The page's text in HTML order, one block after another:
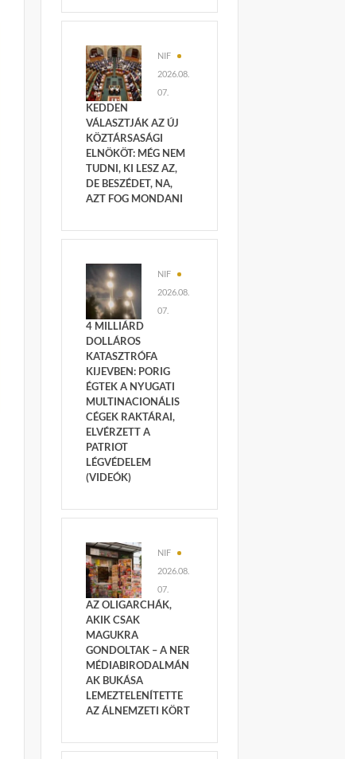
NIF
2026.08.
07.
KEDDEN
VÁLASZTJÁK AZ ÚJ
KÖZTÁRSASÁGI
ELNÖKÖT: MÉG NEM
TUDNI, KI LESZ AZ,
DE BESZÉDET, NA,
AZT FOG MONDANI
NIF
2026.08.
07.
4 MILLIÁRD
DOLLÁROS
KATASZTRÓFA
KIJEVBEN: PORIG
ÉGTEK A NYUGATI
MULTINACIONÁLIS
CÉGEK RAKTÁRAI,
ELVÉRZETT A
PATRIOT
LÉGVÉDELEM
(VIDEÓK)
NIF
2026.08.
07.
AZ OLIGARCHÁK,
AKIK CSAK
MAGUKRA
GONDOLTAK – A NER
MÉDIABIRODALMÁN
AK BUKÁSA
LEMEZTELENÍTETTE
AZ ÁLNEMZETI KÖRT